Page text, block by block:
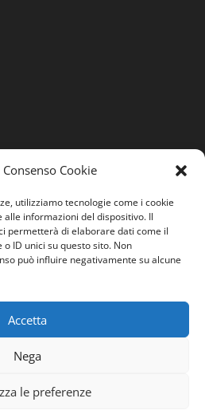
Consenso Cookie
utilizziamo tecnologie come i cookie
informazioni del dispositivo. Il
permetterà di elaborare dati come il
ID unici su questo sito. Non
può influire negativamente su alcune
Accetta
Nega
le preferenze
del Territorio
lavoro